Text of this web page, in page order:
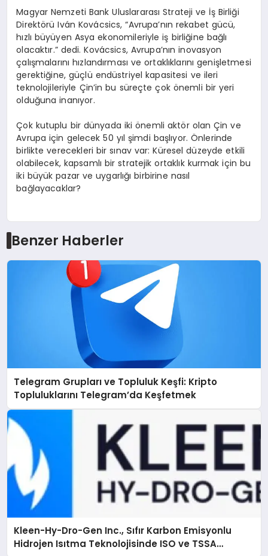
Magyar Nemzeti Bank Uluslararası Strateji ve İş Birliği
Direktörü Iván Kovácsics, “Avrupa’nın rekabet gücü,
hızlı büyüyen Asya ekonomileriyle iş birliğine bağlı
olacaktır.” dedi. Kovácsics, Avrupa’nın inovasyon
çalışmalarını hızlandırması ve ortaklıklarını genişletmesi
gerektiğine, güçlü endüstriyel kapasitesi ve ileri
teknolojileriyle Çin’in bu süreçte çok önemli bir yeri
olduğuna inanıyor.
Çok kutuplu bir dünyada iki önemli aktör olan Çin ve
Avrupa için gelecek 50 yıl şimdi başlıyor. Önlerinde
birlikte verecekleri bir sınav var: Küresel düzeyde etkili
olabilecek, kapsamlı bir stratejik ortaklık kurmak için bu
iki büyük pazar ve uygarlığı birbirine nasıl
bağlayacaklar?
Benzer Haberler
Telegram Grupları ve Topluluk Keşfi: Kripto
Topluluklarını Telegram’da Keşfetmek
Kleen-Hy-Dro-Gen Inc., Sıfır Karbon Emisyonlu
Hidrojen Isıtma Teknolojisinde ISO ve TSSA